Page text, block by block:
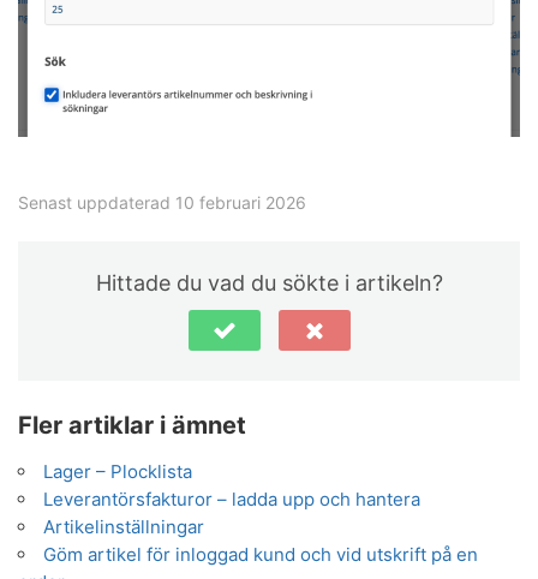
Senast uppdaterad 10 februari 2026
Hittade du vad du sökte i artikeln?
Fler artiklar i ämnet
Lager – Plocklista
Leverantörsfakturor – ladda upp och hantera
Artikelinställningar
Göm artikel för inloggad kund och vid utskrift på en